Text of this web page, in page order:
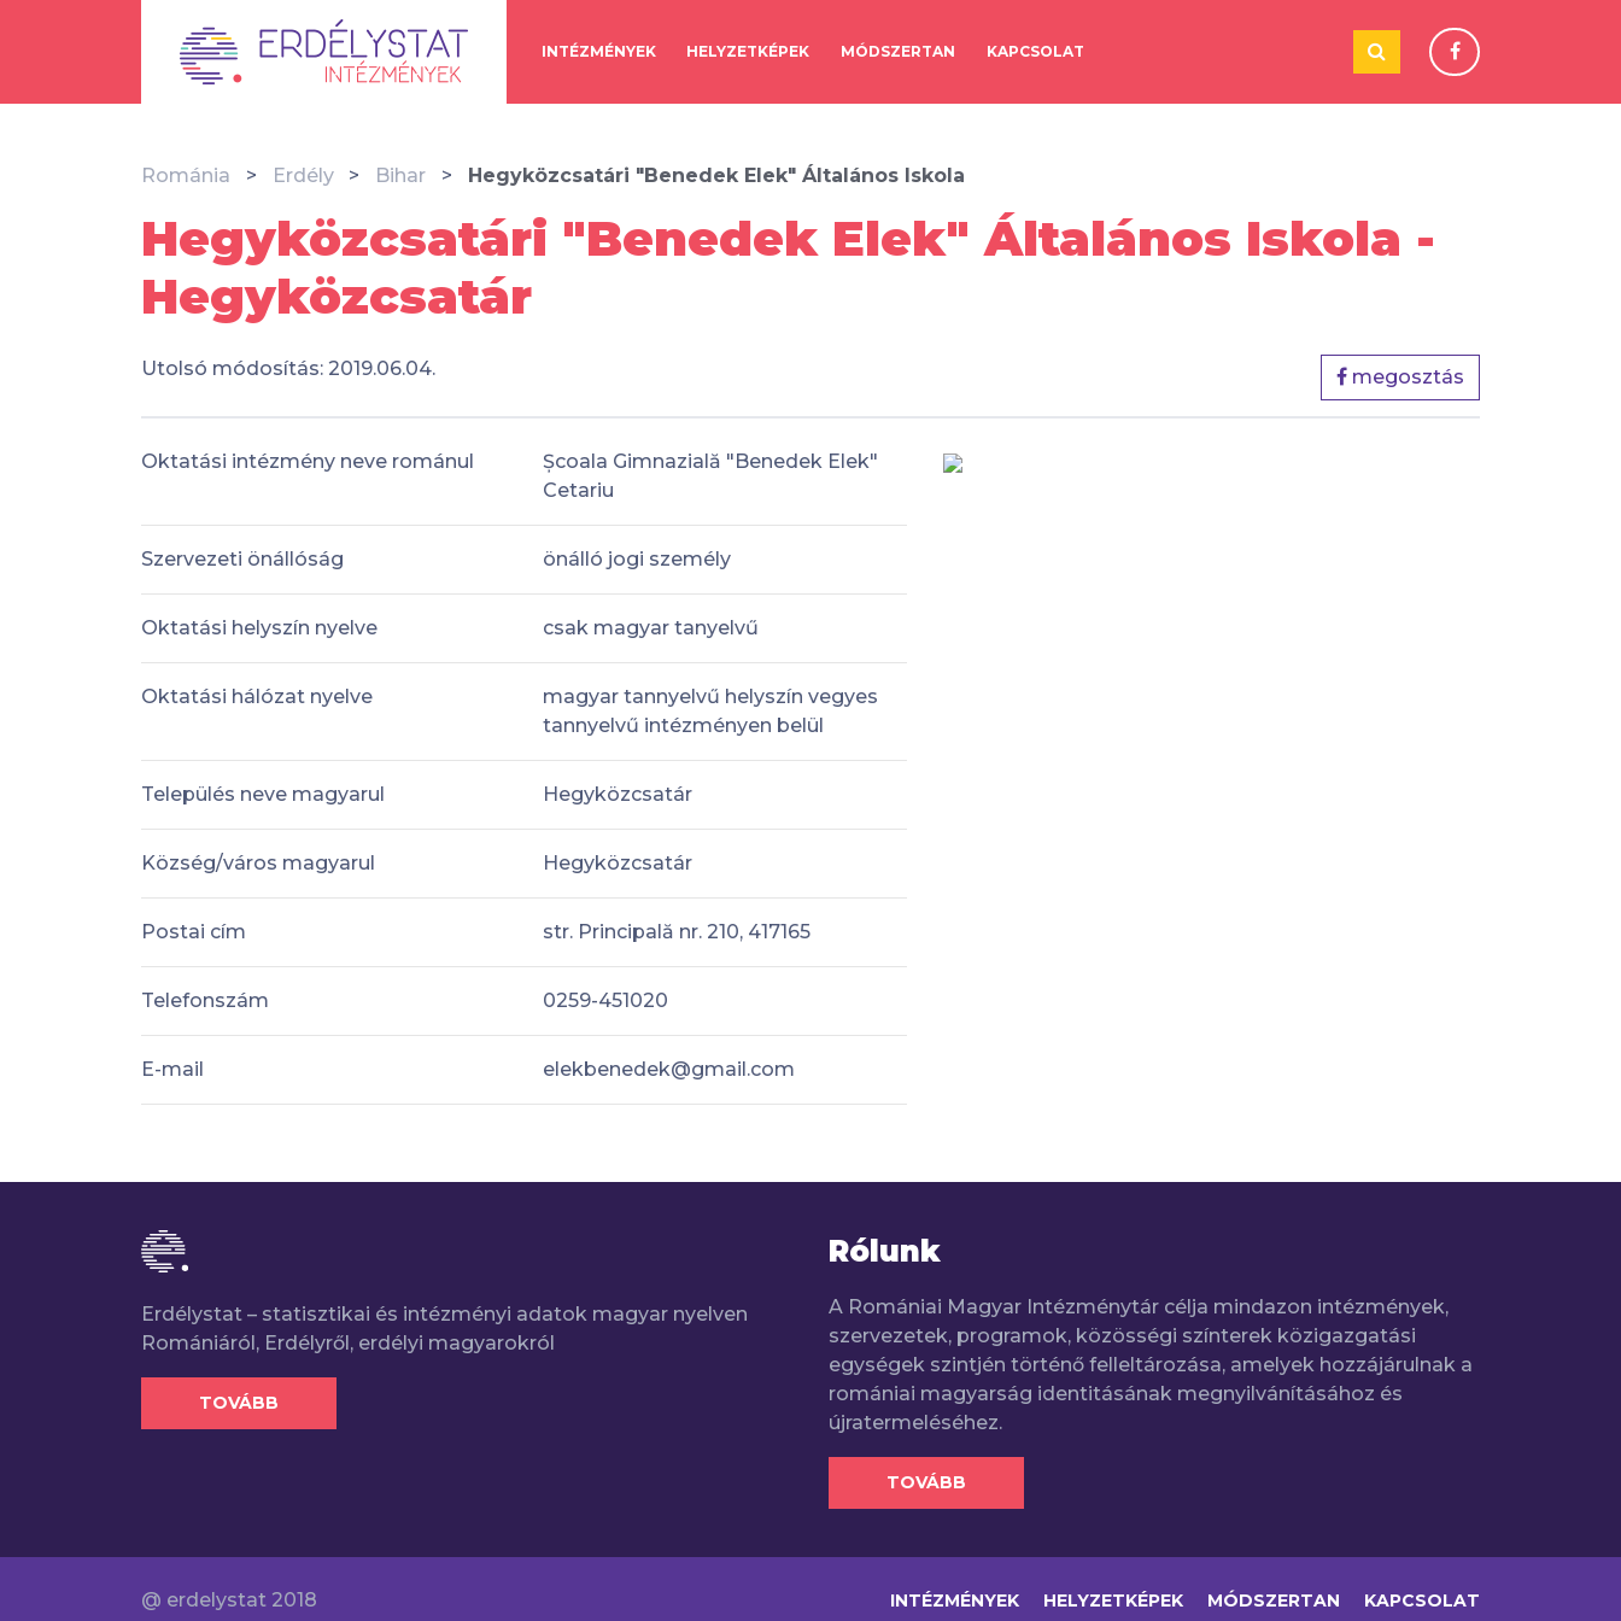
INTÉZMÉNYEK HELYZETKÉPEK MÓDSZERTAN KAPCSOLAT
Románia Erdély Bihar Hegyközcsatári "Benedek Elek" Általános Iskola
Hegyközcsatári "Benedek Elek" Általános Iskola -
Hegyközcsatár
Utolsó módosítás: 2019.06.04. megosztás
Oktatási intézmény neve románul
Școala Gimnazială "Benedek Elek"
Cetariu
Szervezeti önállóság önálló jogi személy
Oktatási helyszín nyelve csak magyar tanyelvű
Oktatási hálózat nyelve
magyar tannyelvű helyszín vegyes
tannyelvű intézményen belül
Település neve magyarul Hegyközcsatár
Község/város magyarul Hegyközcsatár
Postai cím str. Principală nr. 210, 417165
Telefonszám 0259-451020
E-mail elekbenedek@gmail.com
Erdélystat – statisztikai és intézményi adatok magyar nyelven
Romániáról, Erdélyről, erdélyi magyarokról
TOVÁBB
Rólunk
A Romániai Magyar Intézménytár célja mindazon intézmények,
szervezetek, programok, közösségi színterek közigazgatási
egységek szintjén történő felleltározása, amelyek hozzájárulnak a
romániai magyarság identitásának megnyilvánításához és
újratermeléséhez.
TOVÁBB
@ erdelystat 2018 INTÉZMÉNYEK HELYZETKÉPEK MÓDSZERTAN KAPCSOLAT